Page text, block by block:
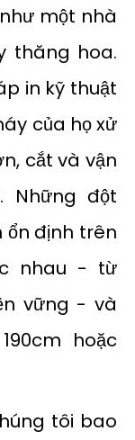
một nhà
thăng hoa.
in kỹ thuật
của họ xử
cắt và vận
Những đột
ổn định trên
nhau - từ
vững - và
hoặc
tôi bao